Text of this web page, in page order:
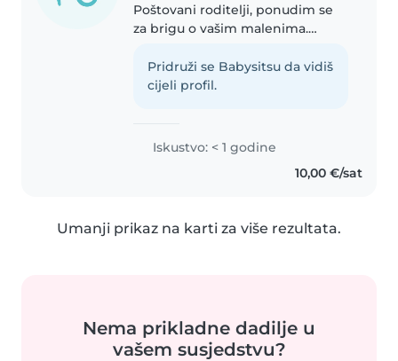
Poštovani roditelji, ponudim se
za brigu o vašim malenima.
bebama i malodobnim djecom,
volim crtanje i igrati se s djecom.
Pridruži se Babysitsu da vidiš
cijeli profil.
Iskustvo: < 1 godine
10,00 €/sat
Umanji prikaz na karti za više rezultata.
Nema prikladne dadilje u
vašem susjedstvu?